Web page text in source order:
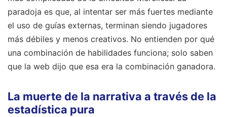
paradoja es que, al intentar ser más fuertes mediante
el uso de guías externas, terminan siendo jugadores
más débiles y menos creativos. No entienden por qué
una combinación de habilidades funciona; solo saben
que la web dijo que esa era la combinación ganadora.
La muerte de la narrativa a través de la
estadística pura